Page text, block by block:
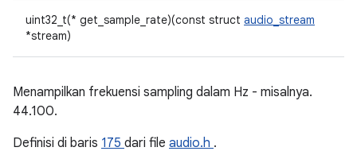
uint32_t(* get_sample_rate)(const struct audio_stream
*stream)
Menampilkan frekuensi sampling dalam Hz - misalnya.
44.100.
Definisi di baris 175 dari file audio.h .